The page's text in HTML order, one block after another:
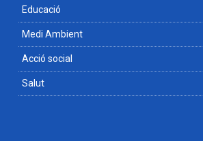
Educació
Medi Ambient
Acció social
Salut